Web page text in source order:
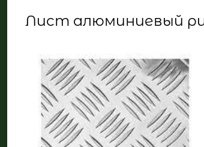
Лист алюминиевый